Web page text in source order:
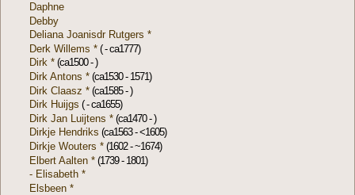
Daphne
Debby
Deliana Joanisdr Rutgers *
Derk Willems * ( - ca1777)
Dirk * (ca1500 - )
Dirk Antons * (ca1530 - 1571)
Dirk Claasz * (ca1585 - )
Dirk Huijgs ( - ca1655)
Dirk Jan Luijtens * (ca1470 - )
Dirkje Hendriks (ca1563 - <1605)
Dirkje Wouters * (1602 - ~1674)
Elbert Aalten * (1739 - 1801)
- Elisabeth *
Elsbeen *